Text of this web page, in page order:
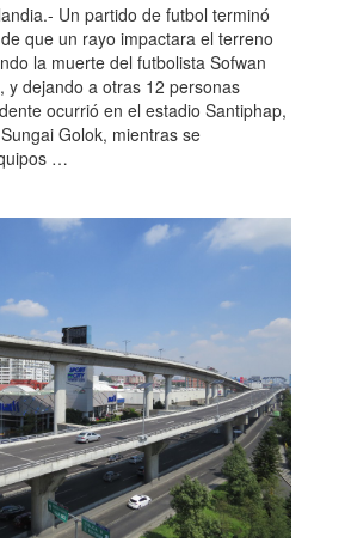
Un partido de futbol terminó
que un rayo impactara el terreno
la muerte del futbolista Sofwan
y dejando a otras 12 personas
ocurrió en el estadio Santiphap,
Golok, mientras se
…